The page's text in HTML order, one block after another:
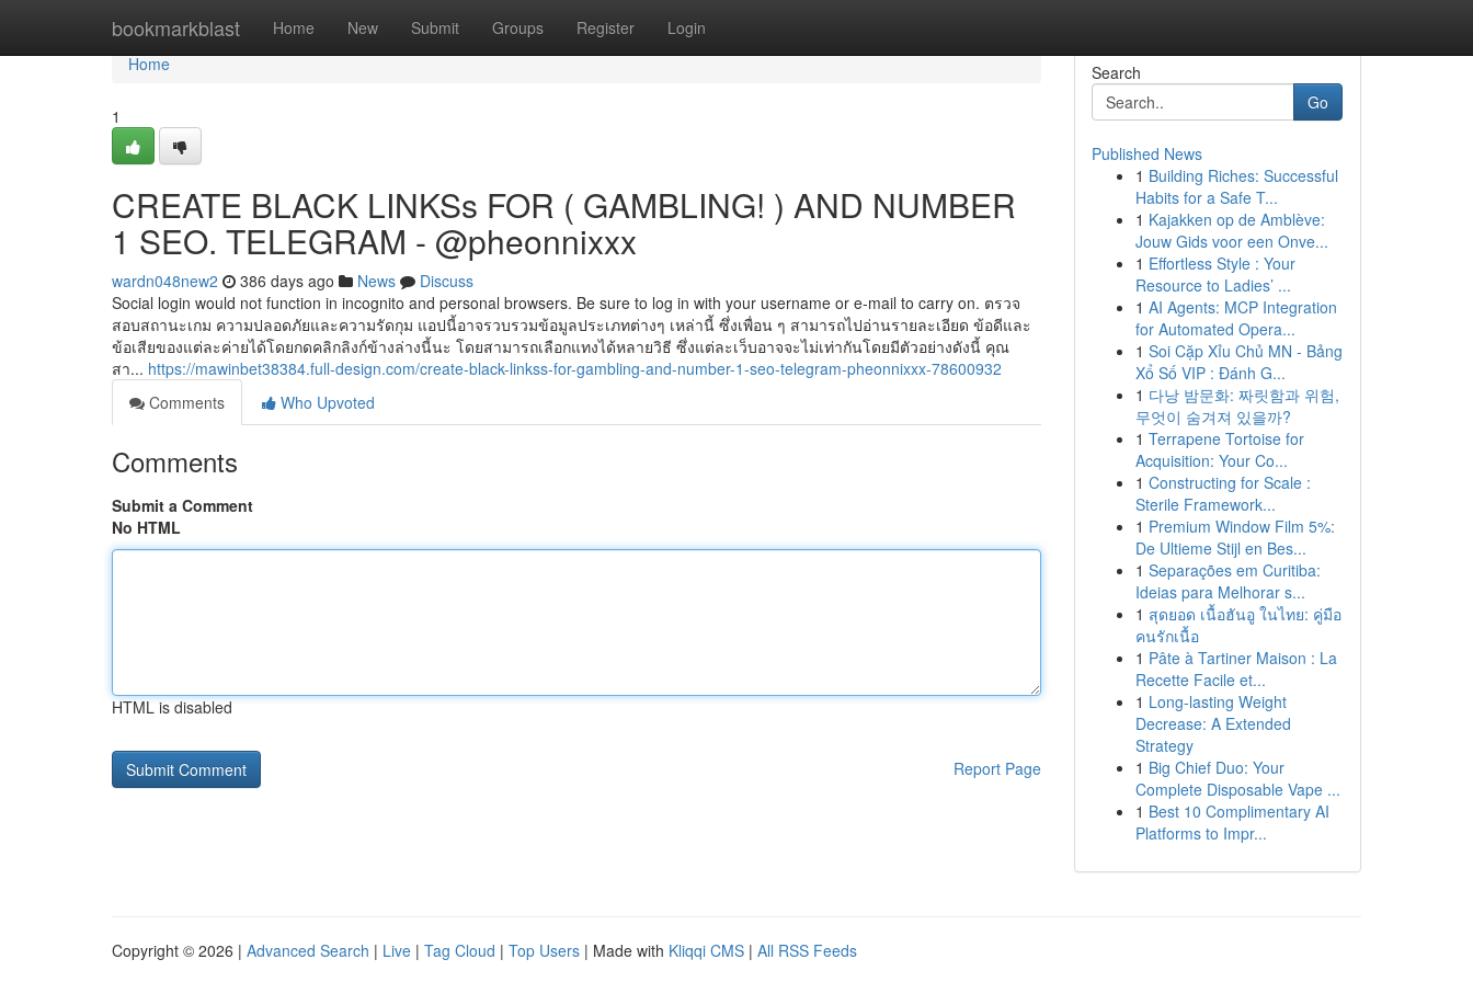
bookmarkblast Home New Submit Groups Register Login
Home
Home
1
CREATE BLACK LINKSs FOR ( GAMBLING! ) AND NUMBER
1 SEO. TELEGRAM - @pheonnixxx
wardn048new2 386 days ago News
Discuss
Social login would not function in incognito and personal browsers. Be sure to log in with your username or e-mail to carry on. ตรวจ
สอบสถานะเกม ความปลอดภัยและความรัดกุม แอปนี้อาจรวบรวมข้อมูลประเภทต่างๆ เหล่านี้ ซึ่งเพื่อน ๆ สามารถไปอ่านรายละเอียด ข้อดีและ
ข้อเสียของแต่ละค่ายได้โดยกดคลิกลิงก์ข้างล่างนี้นะ โดยสามารถเลือกแทงได้หลายวิธี ซึ่งแต่ละเว็บอาจจะไม่เท่ากันโดยมีตัวอย่างดังนี้ คุณ
สา... https://mawinbet38384.full-design.com/create-black-linkss-for-gambling-and-number-1-seo-telegram-pheonnixxx-78600932
Comments
Who Upvoted
Comments
Submit a Comment
No HTML
HTML is disabled
Report Page
Search
Go
Published News
1 Building Riches: Successful
Habits for a Safe T...
1 Kajakken op de Amblève:
Jouw Gids voor een Onve...
1 Effortless Style : Your
Resource to Ladies’ ...
1 AI Agents: MCP Integration
for Automated Opera...
1 Soi Cặp Xỉu Chủ MN - Bảng
Xổ Số VIP : Đánh G...
1 다낭 밤문화: 짜릿함과 위험,
무엇이 숨겨져 있을까?
1 Terrapene Tortoise for
Acquisition: Your Co...
1 Constructing for Scale :
Sterile Framework...
1 Premium Window Film 5%:
De Ultieme Stijl en Bes...
1 Separações em Curitiba:
Ideias para Melhorar s...
1 สุดยอด เนื้อฮันอู ในไทย: คู่มือ
คนรักเนื้อ
1 Pâte à Tartiner Maison : La
Recette Facile et...
1 Long-lasting Weight
Decrease: A Extended
Strategy
1 Big Chief Duo: Your
Complete Disposable Vape ...
1 Best 10 Complimentary AI
Platforms to Impr...
Copyright © 2026 | Advanced Search | Live | Tag Cloud | Top Users | Made with Kliqqi CMS | All RSS Feeds